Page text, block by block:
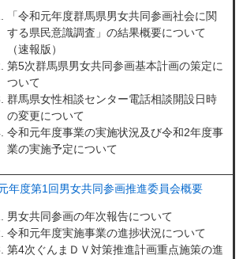
「令和元年度群馬県男女共同参画社会に関
する県民意識調査」の結果概要について
（速報版）
第5次群馬県男女共同参画基本計画の策定に
ついて
群馬県女性相談センター電話相談開設日時
の変更について
令和元年度事業の実施状況及び令和2年度事
業の実施予定について
年度第1回男女共同参画推進委員会概要
男女共同参画の年次報告について
令和元年度実施事業の進捗状況について
第4次ぐんまＤＶ対策推進計画重点施策の進